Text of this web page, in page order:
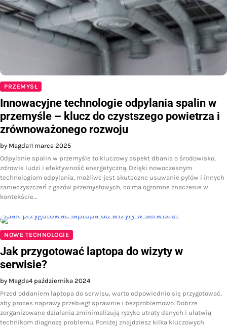
PRZEMYSŁ
Innowacyjne technologie odpylania spalin w
przemyśle – klucz do czystszego powietrza i
zrównoważonego rozwoju
by Magda11 marca 2025
Odpylanie spalin w przemyśle to kluczowy aspekt dbania o środowisko,
zdrowie ludzi i efektywność energetyczną. Dzięki nowoczesnym
technologiom odpylania, możliwe jest skuteczne usuwanie pyłów i innych
zanieczyszczeń z gazów przemysłowych, co ma ogromne znaczenie w
kontekście…
NOWE TECHNOLOGIE
Jak przygotować laptopa do wizyty w
serwisie?
by Magda4 października 2024
Przed oddaniem laptopa do serwisu, warto odpowiednio się przygotować,
aby proces naprawy przebiegł sprawnie i bezproblemowo. Dobrze
zorganizowane działania zminimalizują ryzyko utraty danych i ułatwią
technikom diagnozę problemu. Poniżej znajdziesz kilka kluczowych